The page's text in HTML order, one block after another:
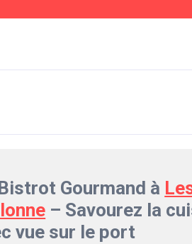
Gourmand à
– Savourez la
vue sur le port